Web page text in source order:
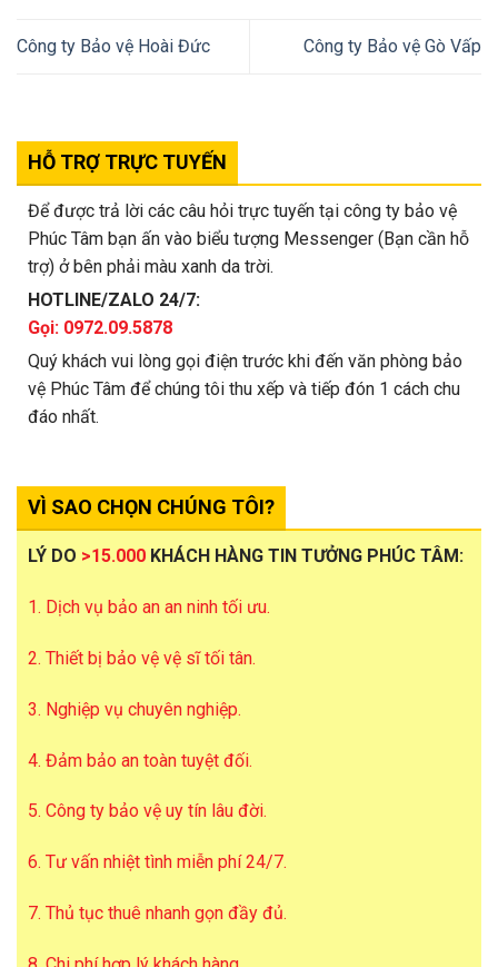
Công ty Bảo vệ Hoài Đức Công ty Bảo vệ Gò Vấp
HỖ TRỢ TRỰC TUYẾN
Để được trả lời các câu hỏi trực tuyến tại công ty bảo vệ
Phúc Tâm bạn ấn vào biểu tượng Messenger (Bạn cần hỗ
trợ) ở bên phải màu xanh da trời.
HOTLINE/ZALO 24/7:
Gọi: 0972.09.5878
Quý khách vui lòng gọi điện trước khi đến văn phòng bảo
vệ Phúc Tâm để chúng tôi thu xếp và tiếp đón 1 cách chu
đáo nhất.
VÌ SAO CHỌN CHÚNG TÔI?
LÝ DO >15.000 KHÁCH HÀNG TIN TƯỞNG PHÚC TÂM:
1. Dịch vụ bảo an an ninh tối ưu.
2. Thiết bị bảo vệ vệ sĩ tối tân.
3. Nghiệp vụ chuyên nghiệp.
4. Đảm bảo an toàn tuyệt đối.
5. Công ty bảo vệ uy tín lâu đời.
6. Tư vấn nhiệt tình miễn phí 24/7.
7. Thủ tục thuê nhanh gọn đầy đủ.